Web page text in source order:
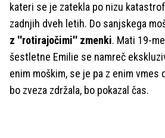
kateri se je zatekla po nizu
zadnjih dveh letih. Do sanjskega
z ''rotirajočimi'' zmenki. Mati 19-
šestletne Emilie se namreč
enim moškim, se je pa z enim vmes
bo zveza zdržala, bo pokazal čas.